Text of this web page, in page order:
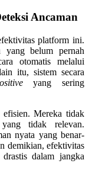
Ancaman
platform ini.
yang belum pernah
otomatis melalui
itu, sistem secara
yang sering
Mereka tidak
tidak relevan.
nyata yang benar-
demikian, efektivitas
dalam jangka